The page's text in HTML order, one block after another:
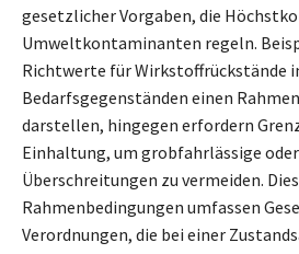
gesetzlicher Vorgaben, die
Umweltkontaminanten regeln.
Richtwerte für Wirkstoffrückstände
Bedarfsgegenständen einen
darstellen, hingegen erfordern
Einhaltung, um grobfahrlässige
Überschreitungen zu vermeiden.
Rahmenbedingungen umfassen
Verordnungen, die bei einer